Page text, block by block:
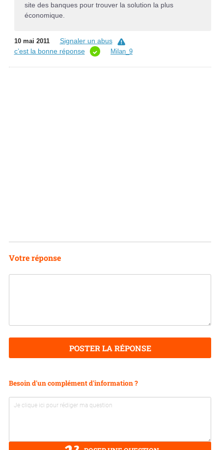
site des banques pour trouver la solution la plus
économique.
10 mai 2011
Signaler un abus
c’est la bonne réponse
Milan_9
Votre réponse
POSTER LA RÉPONSE
Besoin d'un complément d'information ?